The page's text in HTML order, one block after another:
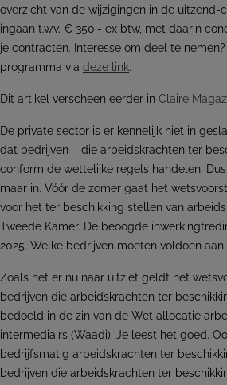
overzicht van de wijzigingen in de uitzend-
ingaan t.w.v. € 350,- ex btw, met daarin
je contracten. Interesse om deel te
programma via deze link.
Dit artikel verscheen eerder in Claire
De private sector is er kennelijk niet in
dat bedrijven – die arbeidskrachten ter
conform de wettelijke regels handelen.
maar in. Vóór de zomer gaat het
voor het ter beschikking stellen van
Tweede Kamer. De beoogde
2025. Welke bedrijven moeten voldoen
Zoals het er nu naar uitziet geldt het
bedrijven die arbeidskrachten ter
bedoeld in de zin van de Wet allocatie
intermediairs (Waadi). Je leest het goed.
bedrijfsmatig arbeidskrachten ter
bedrijven die arbeidskrachten ter